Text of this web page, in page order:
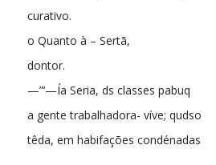
curativo.
o Quanto à – Sertã,
dontor.
—”‘—Ía Seria, ds classes pabuq
a gente trabalhadora- víve; qudso
têda, em habifações condénadas